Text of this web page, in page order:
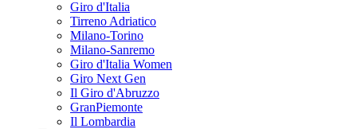
Giro d'Italia
Tirreno Adriatico
Milano-Torino
Milano-Sanremo
Giro d'Italia Women
Giro Next Gen
Il Giro d'Abruzzo
GranPiemonte
Il Lombardia